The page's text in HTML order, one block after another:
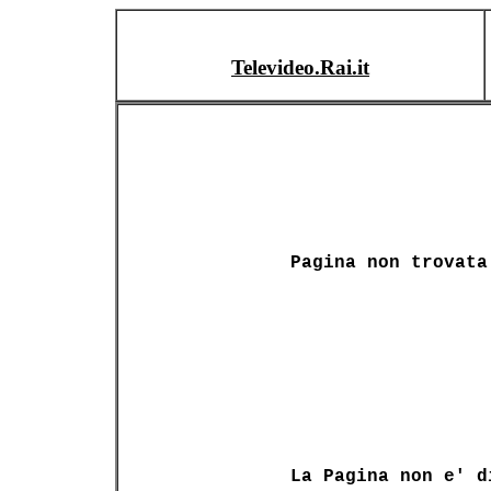
Televideo.Rai.it
Pagina non trovata
La Pagina non e'